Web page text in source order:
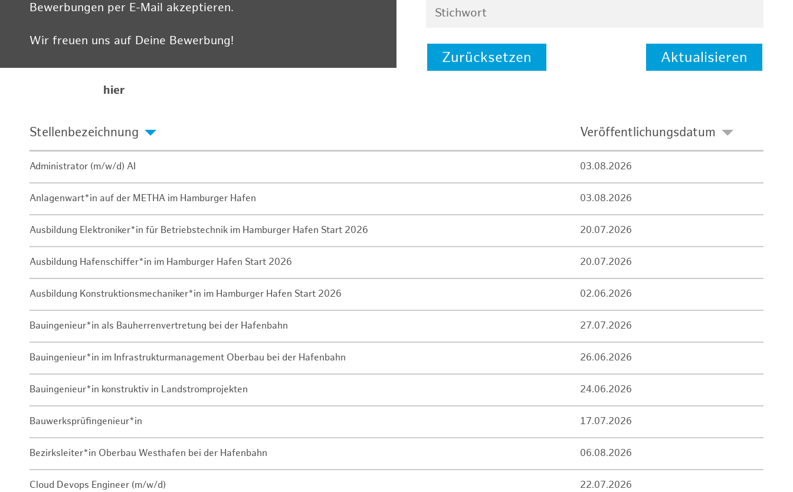
Bewerbungen per E-Mail akzeptieren.
Wir freuen uns auf Deine Bewerbung!
hier
Zurücksetzen Aktualisieren
Stellenbezeichnung Veröffentlichungsdatum
Administrator (m/w/d) AI 03.08.2026
Anlagenwart*in auf der METHA im Hamburger Hafen 03.08.2026
Ausbildung Elektroniker*in für Betriebstechnik im Hamburger Hafen Start 2026 20.07.2026
Ausbildung Hafenschiffer*in im Hamburger Hafen Start 2026 20.07.2026
Ausbildung Konstruktionsmechaniker*in im Hamburger Hafen Start 2026 02.06.2026
Bauingenieur*in als Bauherrenvertretung bei der Hafenbahn 27.07.2026
Bauingenieur*in im Infrastrukturmanagement Oberbau bei der Hafenbahn 26.06.2026
Bauingenieur*in konstruktiv in Landstromprojekten 24.06.2026
Bauwerksprüfingenieur*in 17.07.2026
Bezirksleiter*in Oberbau Westhafen bei der Hafenbahn 06.08.2026
Cloud Devops Engineer (m/w/d) 22.07.2026